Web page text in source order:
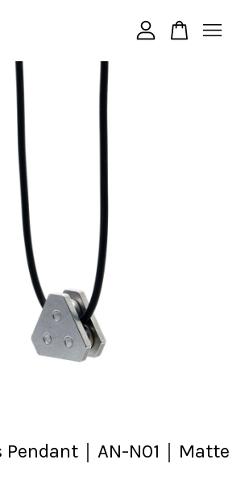
｜AN-N01｜Matte
車目前還是空的。